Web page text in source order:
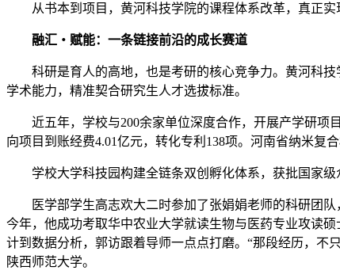
从书本到项目，黄河科技学院的课程体系改革，真正
融汇・赋能：一条链接前沿的成长赛道
科研是育人的高地，也是考研的核心竞争力。黄河科
学术能力，精准契合研究生人才选拔标准。
近五年，学校与200余家单位深度合作，开展产学研项
向项目到账经费4.01亿元，转化专利138项。河南省纳米复
学校大学科技园构建全链条双创孵化体系，获批国家
医学部学生高志欢大二时参加了张娟娟老师的科研团
今年，他成功考取华中农业大学就读生物与医药专业攻读
计到数据分析，郭访跟着导师一点点打磨。“那段经历，不
陕西师范大学。